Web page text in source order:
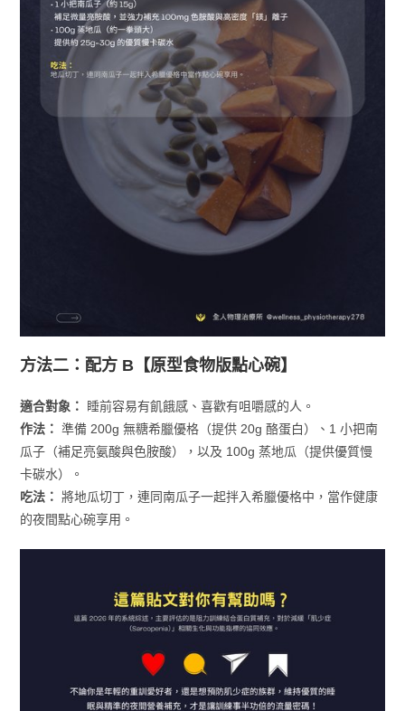
方法二：配方 B【原型食物版點心碗】
適合對象：
睡前容易有飢餓感、喜歡有咀嚼感的人。
作法： 準備 200g 無糖希臘優格（提供 20g 酪蛋白）、1 小把南
瓜子（補足亮氨酸與色胺酸），以及 100g 蒸地瓜（提供優質慢
卡碳水）。
吃法： 將地瓜切丁，連同南瓜子一起拌入希臘優格中，當作健康
的夜間點心碗享用。